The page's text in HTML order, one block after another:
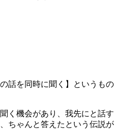
話を同時に聞く】というもの
く機会があり、我先にと話す
ちゃんと答えたという伝説が